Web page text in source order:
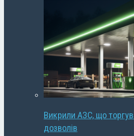
Викрили АЗС, що
дозволів